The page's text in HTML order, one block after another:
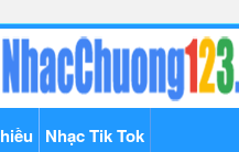
Nhạc Tik Tok